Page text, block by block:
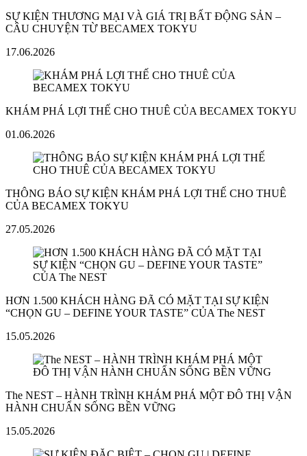
SỰ KIỆN THƯƠNG MẠI VÀ GIÁ TRỊ BẤT ĐỘNG SẢN –
CÂU CHUYỆN TỪ BECAMEX TOKYU
17.06.2026
KHÁM PHÁ LỢI THẾ CHO THUÊ CỦA BECAMEX TOKYU
01.06.2026
THÔNG BÁO SỰ KIỆN KHÁM PHÁ LỢI THẾ CHO THUÊ
CỦA BECAMEX TOKYU
27.05.2026
HƠN 1.500 KHÁCH HÀNG ĐÃ CÓ MẶT TẠI SỰ KIỆN
“CHỌN GU – DEFINE YOUR TASTE” CỦA The NEST
15.05.2026
The NEST – HÀNH TRÌNH KHÁM PHÁ MỘT ĐÔ THỊ VẬN
HÀNH CHUẨN SỐNG BỀN VỮNG
15.05.2026